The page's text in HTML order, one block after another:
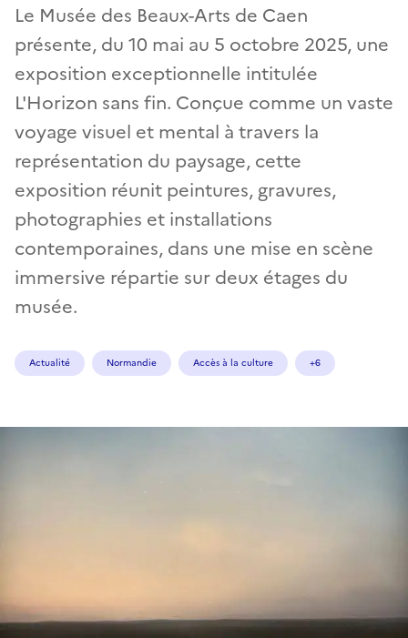
Le Musée des Beaux-Arts de Caen
présente, du 10 mai au 5 octobre 2025, une
exposition exceptionnelle intitulée
L'Horizon sans fin. Conçue comme un vaste
voyage visuel et mental à travers la
représentation du paysage, cette
exposition réunit peintures, gravures,
photographies et installations
contemporaines, dans une mise en scène
immersive répartie sur deux étages du
musée.
Actualité Normandie Accès à la culture +6